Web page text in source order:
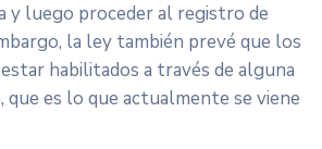
y luego proceder al registro de
la ley también prevé que los
habilitados a través de alguna
es lo que actualmente se viene